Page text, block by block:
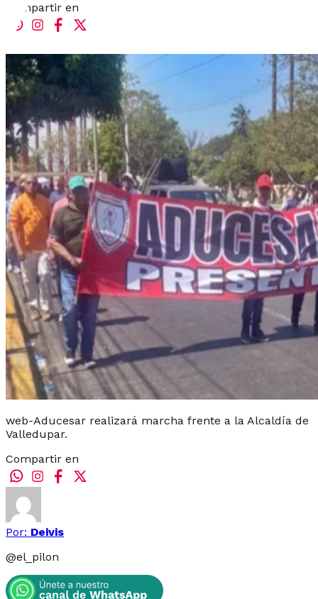
Compartir en
web-Aducesar realizará marcha frente a la Alcaldía de
Valledupar.
Compartir en
Por: Deivis
@el_pilon